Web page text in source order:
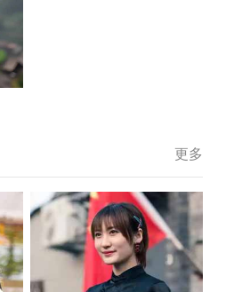
更多